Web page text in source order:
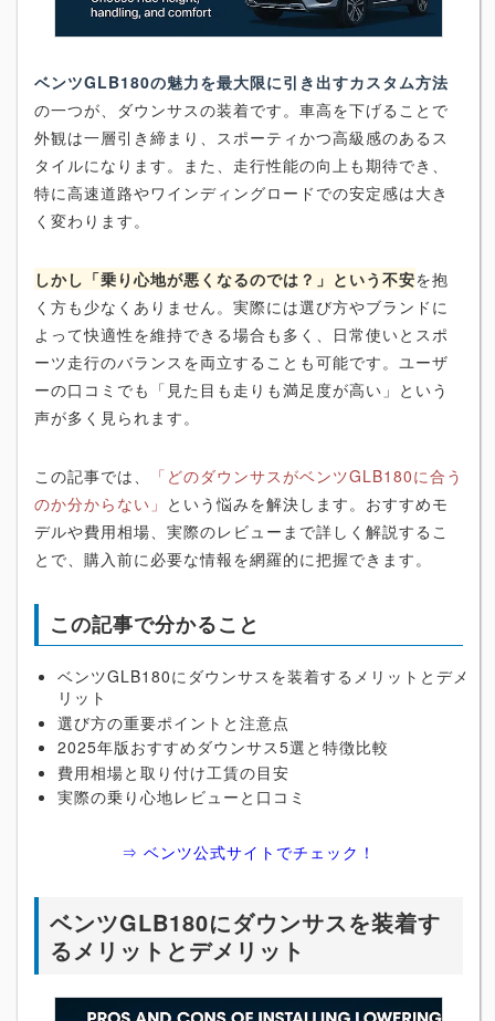
ベンツGLB180の魅力を最大限に引き出すカスタム方法
の一つが、ダウンサスの装着です。車高を下げることで
外観は一層引き締まり、スポーティかつ高級感のあるス
タイルになります。また、走行性能の向上も期待でき、
特に高速道路やワインディングロードでの安定感は大き
く変わります。
しかし「乗り心地が悪くなるのでは？」という不安を抱
く方も少なくありません。実際には選び方やブランドに
よって快適性を維持できる場合も多く、日常使いとスポ
ーツ走行のバランスを両立することも可能です。ユーザ
ーの口コミでも「見た目も走りも満足度が高い」という
声が多く見られます。
この記事では、
「どのダウンサスがベンツGLB180に合う
のか分からない」 という悩みを解決します。おすすめモ
デルや費用相場、実際のレビューまで詳しく解説するこ
とで、購入前に必要な情報を網羅的に把握できます。
この記事で分かること
ベンツGLB180にダウンサスを装着するメリットとデメ
リット
選び方の重要ポイントと注意点
2025年版おすすめダウンサス5選と特徴比較
費用相場と取り付け工賃の目安
実際の乗り心地レビューと口コミ
⇒ ベンツ公式サイトでチェック！
ベンツGLB180にダウンサスを装着す
るメリットとデメリット